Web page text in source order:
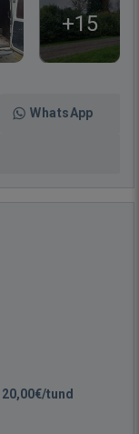
+15
WhatsApp
20,00€/tund